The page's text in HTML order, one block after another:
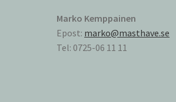
Marko Kemppainen
Epost: marko@masthave.se
Tel: 0725-06 11 11